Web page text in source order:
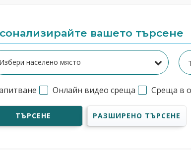
вашето търсене
Онлайн видео среща Среща в
ТЪРСЕНЕ РАЗШИРЕНО ТЪРСЕНЕ